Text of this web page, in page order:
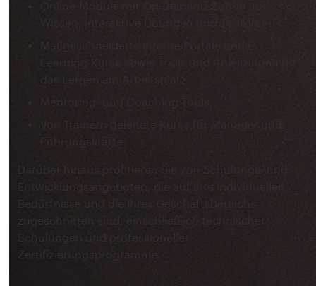
Online-Module mit On-Demand-Zugriff auf
Wissen, interaktive Übungen und Toolkits
Maßgeschneiderte interne Portale und E-
Learning-Kurse sowie Tools und Anleitungen für
das Lernen am Arbeitsplatz
Mentoring- und Coaching-Tools
Von Trainern geleitete Kurse für Manager und
Führungskräfte
Darüber hinaus profitieren Sie von Schulungs- und
Entwicklungsangeboten, die auf Ihre individuellen
Bedürfnisse und die Ihres Geschäftsbereichs
zugeschnitten sind, einschließlich technischer
Schulungen und professioneller
Zertifizierungsprogramme.